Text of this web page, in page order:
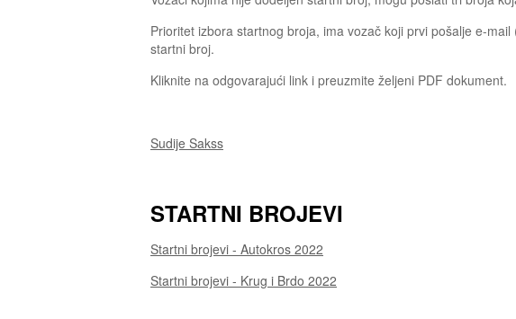
Prioritet izbora startnog broja, ima vozač koji prvi pošalje e-mail
startni broj.
Kliknite na odgovarajući link i preuzmite željeni PDF dokument.
Sudije Sakss
STARTNI BROJEVI
Startni brojevi - Autokros 2022
Startni brojevi - Krug i Brdo 2022